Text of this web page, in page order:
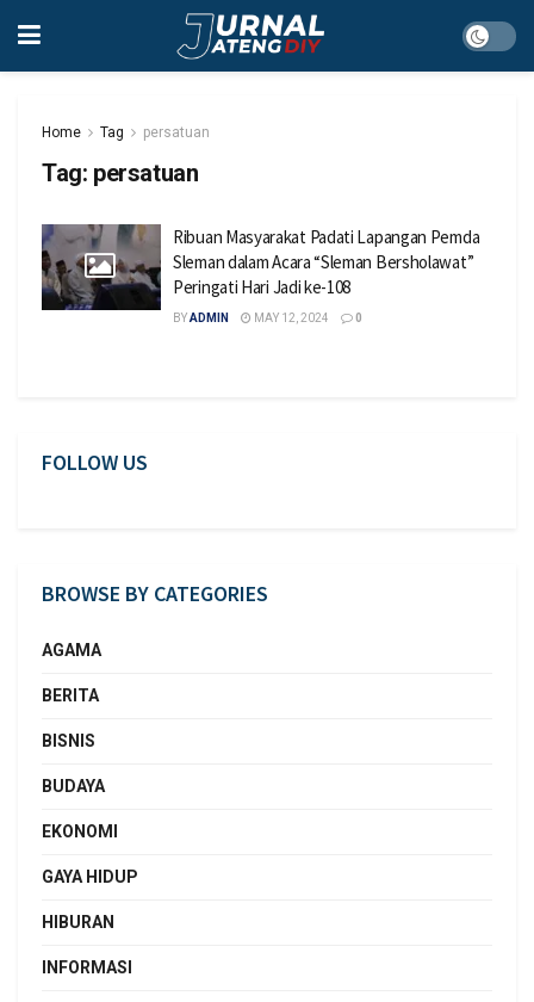
Home Tag persatuan
Tag: persatuan
Ribuan Masyarakat Padati Lapangan Pemda
Sleman dalam Acara “Sleman Bersholawat”
Peringati Hari Jadi ke-108
BYADMIN MAY 12, 2024 0
FOLLOW US
BROWSE BY CATEGORIES
AGAMA
BERITA
BISNIS
BUDAYA
EKONOMI
GAYA HIDUP
HIBURAN
INFORMASI